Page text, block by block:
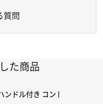
質問
た商品
ンドル付き コントローラー